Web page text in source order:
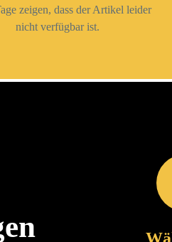
zeigen, dass der Artikel leider
nicht verfügbar ist.